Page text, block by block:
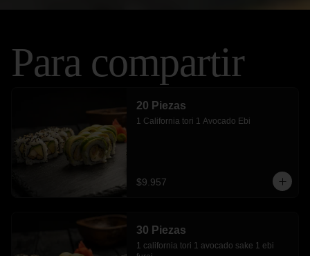
Para compartir
20 Piezas
1 California tori 1 Avocado Ebi
$9.957
30 Piezas
1 california tori 1 avocado sake 1 ebi